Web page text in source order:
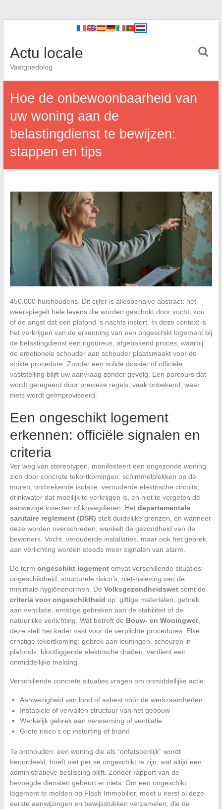
Actu locale
Vastgoedblog
Hoe de onbewoonbaarheid van
uw woning aan de
belastingdienst te bewijzen:
stappen en tips
450.000 huishoudens. Dit cijfer is allesbehalve abstract: het
weerspiegelt hele levens die worden geschokt door vocht, kou
of de angst dat een plafond ‘s nachts instort. In deze context is
het verkrijgen van de erkenning van een ongeschikt logement bij
de belastingdienst een rigoureus, afgebakend proces, waarbij
de emotionele schouder aan schouder plaatsmaakt voor de
strikte procedure. Zonder een solide dossier of officiële
vaststelling blijft uw aanvraag zonder gevolg. Een parcours dat
wordt geregeerd door precieze regels, vaak onbekend, waar
niets wordt geïmproviseerd.
Een ongeschikt logement
erkennen: officiële signalen en
criteria
Ver weg van stereotypen, manifesteert een ongezonde woning
zich door concrete tekortkomingen: schimmelplekken op de
muren, ontbrekende isolatie, verouderde elektrische circuits,
drinkwater dat moeilijk te verkrijgen is, en niet te vergeten de
aanwezige insecten of knaagdieren. Het departementale
sanitaire reglement (DSR) stelt duidelijke grenzen, en wanneer
deze worden overschreden, wankelt de gezondheid van de
bewoners. Vocht, verouderde installaties, maar ook het gebrek
aan verlichting worden steeds meer signalen van alarm.
De term ongeschikt logementomvat verschillende situaties:
ongeschiktheid, structurele risico’s, niet-naleving van de
minimale hygiënenormen. De Volksgezondheidswetsomt de
criteria voor ongeschiktheid op: giftige materialen, gebrek
aan ventilatie, ernstige gebreken aan de stabiliteit of de
natuurlijke verlichting. Wat betreft de Bouw- en Woningwet,
deze stelt het kader vast voor de verplichte procedures. Elke
ernstige tekortkoming: gebrek aan leuningen, scheuren in
plafonds, blootliggende elektrische draden, verdient een
onmiddellijke melding.
Verschillende concrete situaties vragen om onmiddellijke actie:
Aanwezigheid van lood of asbest vóór de werkzaamheden
Instabiele of vervallen structuur van het gebouw
Werkelijk gebrek aan verwarming of ventilatie
Grote risico’s op instorting of brand
Te onthouden: een woning die als “onfatsoenlijk” wordt
beoordeeld, hoeft niet per se ongeschikt te zijn, wat altijd een
administratieve beslissing blijft. Zonder rapport van de
bevoegde diensten gebeurt er niets. Om een ongeschikt
logement te melden op Flash Immobilier, moet u eerst al deze
eerste aanwijzingen en bewijsstukken verzamelen, die de